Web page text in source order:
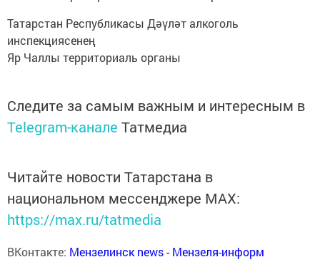
Татарстан Республикасы Дәүләт алкоголь
инспекциясенең
Яр Чаллы территориаль органы
Следите за самым важным и интересным в
Telegram-канале Татмедиа
Читайте новости Татарстана в
национальном мессенджере MАХ:
https://max.ru/tatmedia
ВКонтакте: Мензелинск news - Мензеля-информ